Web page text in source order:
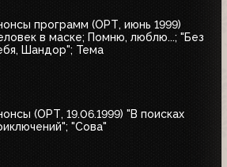
программ (ОРТ, июнь 1999)
в маске; Помню, люблю...; "Без
Шандор"; Тема
(ОРТ, 19.06.1999) "В поисках
"Сова"